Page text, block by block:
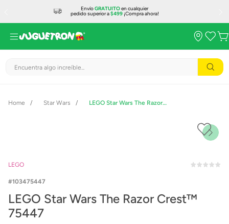
EnvíoGRATUITOen cualquier
pedido superior a$499¡Compra ahora!
Encuentra algo increíble...
Star Wars LEGO Star Wars The Razor Crest™ 75447
LEGO
103475447
LEGO Star Wars The Razor Crest™
75447